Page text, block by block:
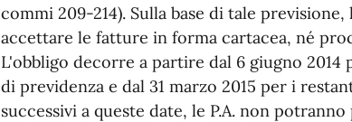
commi 209-214). Sulla base di tale
accettare le fatture in forma cartacea, né
L'obbligo decorre a partire dal 6 giugno
di previdenza e dal 31 marzo 2015 per i
successivi a queste date, le P.A. non